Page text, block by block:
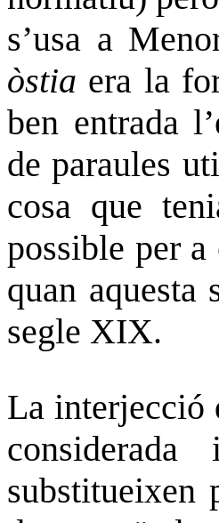
s’usa a
òstia era la
ben entrada
de paraules
cosa que
possible per
quan
segle XIX.
La interjecció
substitueixen